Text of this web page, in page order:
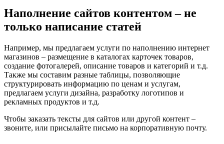
Наполнение сайтов контентом – не
только написание статей
Например, мы предлагаем услуги по наполнению интернет
магазинов – размещение в каталогах карточек товаров,
создание фотогалерей, описание товаров и категорий и т.д.
Также мы составим разные таблицы, позволяющие
структурировать информацию по ценам и услугам,
предлагаем услуги дизайна, разработку логотипов и
рекламных продуктов и т.д.
Чтобы заказать тексты для сайтов или другой контент –
звоните, или присылайте письмо на корпоративную почту.